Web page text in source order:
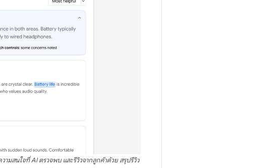
มสนใจที่ AI ตรวจพบ และรีวิวจากลูกค้าด้วย สรุปรีวิว